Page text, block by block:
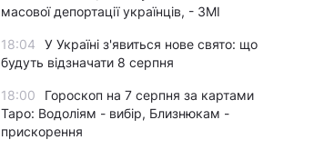
масової депортації українців, - ЗМІ
18:04
У Україні з'явиться нове свято: що
будуть відзначати 8 серпня
18:00
Гороскоп на 7 серпня за картами
Таро: Водоліям - вибір, Близнюкам -
прискорення